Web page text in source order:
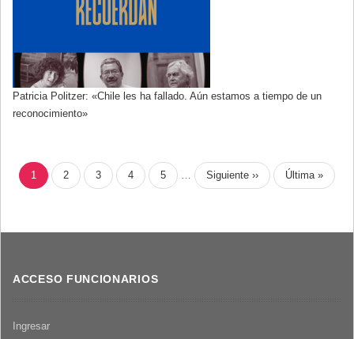
Patricia Politzer: «Chile les ha fallado. Aún estamos a tiempo de un
reconocimiento»
PAGINACIÓN
Página
actual
1 Page
2 Page
3 Page
4 Page
5
Siguiente
página
Siguiente ››
Última
página
Última »
ACCESO FUNCIONARIOS
Ingresar